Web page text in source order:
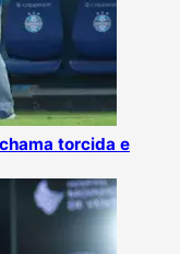
torcida e